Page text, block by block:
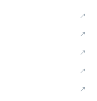
↗
↗
↗
↗
↗